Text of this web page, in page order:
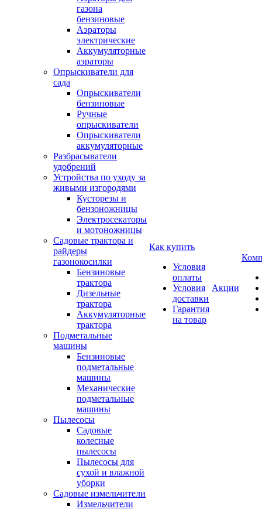
газона
бензиновые
Аэраторы
электрические
Аккумуляторные
аэраторы
Опрыскиватели для
сада
Опрыскиватели
бензиновые
Ручные
опрыскиватели
Опрыскиватели
аккумуляторные
Разбрасыватели
удобрений
Устройства по уходу за
живыми изгородями
Кусторезы и
бензоножницы
Электросекаторы
и мотоножницы
Садовые трактора и
райдеры
газонокосилки
Бензиновые
трактора
Дизельные
трактора
Аккумуляторные
трактора
Подметальные
машины
Бензиновые
подметальные
машины
Механические
подметальные
машины
Пылесосы
Садовые
колесные
пылесосы
Пылесосы для
сухой и влажной
уборки
Садовые измельчители
Измельчители
Как купить
Условия
оплаты
Условия
доставки
Гарантия
на товар
Акции